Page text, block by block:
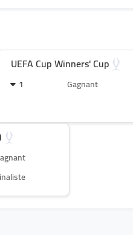
UEFA Cup Winners' Cup
Gagnant
1